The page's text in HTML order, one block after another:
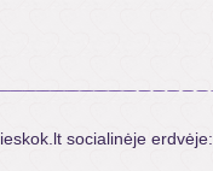
ieskok.lt socialinėje erdvėje: